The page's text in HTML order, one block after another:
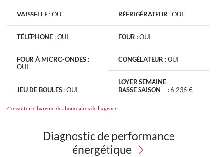
VAISSELLE :OUI
TÉLÉPHONE :OUI
RÉFRIGÉRATEUR :OUI
FOUR :OUI
FOUR À MICRO-ONDES :
OUI
JEU DE BOULES :OUI
CONGÉLATEUR :OUI
LOYER SEMAINE
BASSE SAISON
:6 235 €
Consulter le barème des honoraires de l'agence
Diagnostic de performance
énergétique